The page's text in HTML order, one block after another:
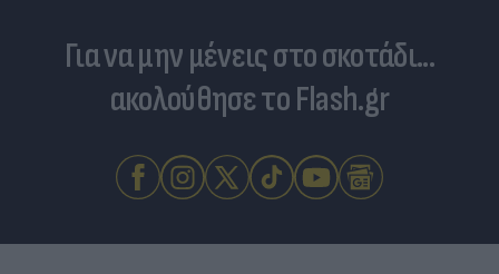
Για να μην μένεις στο σκοτάδι...
ακολούθησε το Flash.gr